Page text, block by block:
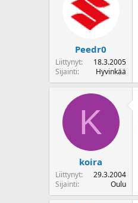
Peedr0
Liittynyt
18.3.2005
Sijainti
Hyvinkää
K
koira
Liittynyt
29.3.2004
Sijainti
Oulu